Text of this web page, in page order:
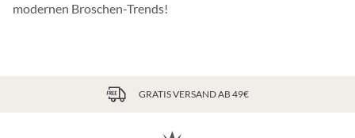
modernen Broschen-Trends!
GRATIS VERSAND AB 49€